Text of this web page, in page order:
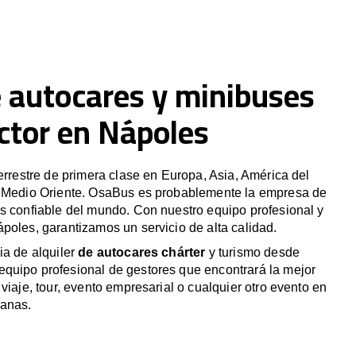
y minibuses
en Nápoles
de primera clase en Europa, Asia, América del
Oriente. OsaBus es probablemente la empresa de
confiable del mundo. Con nuestro equipo profesional y
garantizamos un servicio de alta calidad.
de alquilerde autocares chárter y turismo desde
profesional de gestores que encontrará la mejor
tour, evento empresarial o cualquier otro evento en